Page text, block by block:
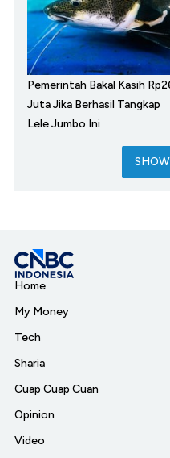
Pemerintah Bakal Kasih
Juta Jika Berhasil Tangkap
Lele Jumbo Ini
Home
My Money
Tech
Sharia
Cuap Cuap Cuan
Opinion
Video